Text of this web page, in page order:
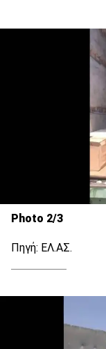
Photo 2/3
Πηγή: ΕΛ.ΑΣ.